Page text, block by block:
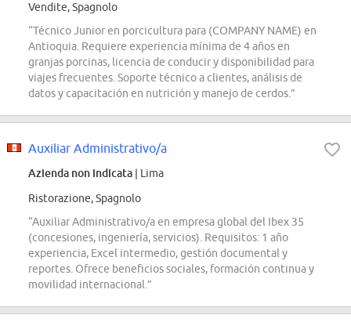
Vendite, Spagnolo
“Técnico Junior en porcicultura para (COMPANY NAME) en
Antioquia. Requiere experiencia mínima de 4 años en
granjas porcinas, licencia de conducir y disponibilidad para
viajes frecuentes. Soporte técnico a clientes, análisis de
datos y capacitación en nutrición y manejo de cerdos.”
Auxiliar Administrativo/a
Azienda non indicata | Lima
Ristorazione, Spagnolo
“Auxiliar Administrativo/a en empresa global del Ibex 35
(concesiones, ingeniería, servicios). Requisitos: 1 año
experiencia, Excel intermedio, gestión documental y
reportes. Ofrece beneficios sociales, formación continua y
movilidad internacional.”